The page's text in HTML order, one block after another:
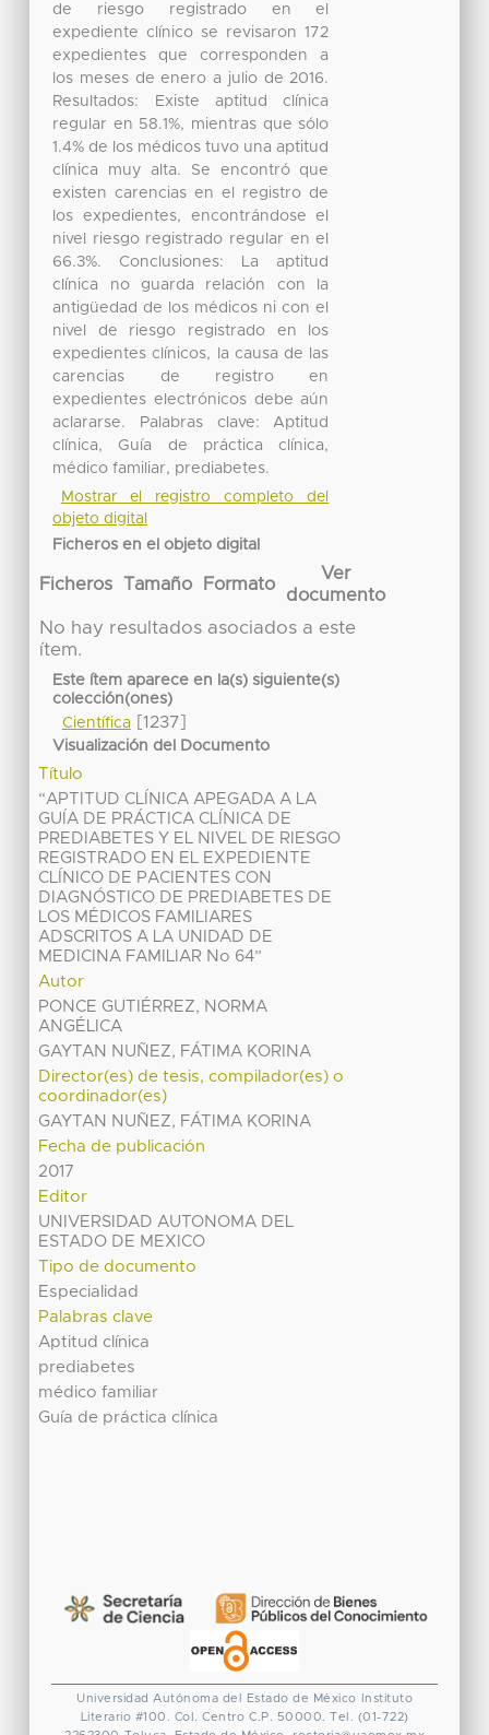
de riesgo registrado en el
expediente clínico se revisaron 172
expedientes que corresponden a
los meses de enero a julio de 2016.
Resultados: Existe aptitud clínica
regular en 58.1%, mientras que sólo
1.4% de los médicos tuvo una aptitud
clínica muy alta. Se encontró que
existen carencias en el registro de
los expedientes, encontrándose el
nivel riesgo registrado regular en el
66.3%. Conclusiones: La aptitud
clínica no guarda relación con la
antigüedad de los médicos ni con el
nivel de riesgo registrado en los
expedientes clínicos, la causa de las
carencias de registro en
expedientes electrónicos debe aún
aclararse. Palabras clave: Aptitud
clínica, Guía de práctica clínica,
médico familiar, prediabetes.
Mostrar el registro completo del
objeto digital
Ficheros en el objeto digital
Ficheros Tamaño Formato
Ver
documento
No hay resultados asociados a este
ítem.
Este ítem aparece en la(s) siguiente(s)
colección(ones)
Científica[1237]
Visualización del Documento
Título
“APTITUD CLÍNICA APEGADA A LA
GUÍA DE PRÁCTICA CLÍNICA DE
PREDIABETES Y EL NIVEL DE RIESGO
REGISTRADO EN EL EXPEDIENTE
CLÍNICO DE PACIENTES CON
DIAGNÓSTICO DE PREDIABETES DE
LOS MÉDICOS FAMILIARES
ADSCRITOS A LA UNIDAD DE
MEDICINA FAMILIAR No 64”
Autor
PONCE GUTIÉRREZ, NORMA
ANGÉLICA
GAYTAN NUÑEZ, FÁTIMA KORINA
Director(es) de tesis, compilador(es) o
coordinador(es)
GAYTAN NUÑEZ, FÁTIMA KORINA
Fecha de publicación
2017
Editor
UNIVERSIDAD AUTONOMA DEL
ESTADO DE MEXICO
Tipo de documento
Especialidad
Palabras clave
Aptitud clínica
prediabetes
médico familiar
Guía de práctica clínica
Universidad Autónoma del Estado de México
Instituto
Literario #100. Col. Centro C.P. 50000. Tel. (01-722)